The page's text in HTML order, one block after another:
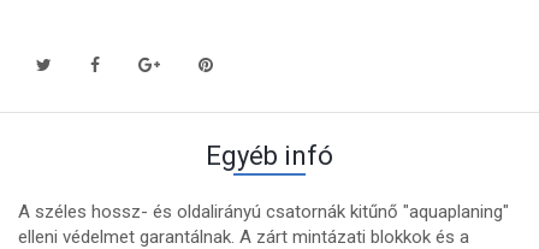
Egyéb infó
A széles hossz- és oldalirányú csatornák kitűnő "aquaplaning"
elleni védelmet garantálnak. A zárt mintázati blokkok és a